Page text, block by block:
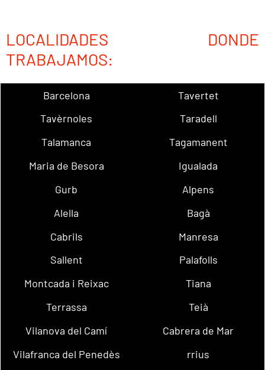
LOCALIDADES DONDE
TRABAJAMOS:
Barcelona
Tavertet
Tavèrnoles
Taradell
Talamanca
Tagamanent
Maria de Besora
Igualada
Gurb
Alpens
Alella
Bagà
Cabrils
Manresa
Sallent
Palafolls
Montcada i Reixac
Tiana
Terrassa
Teià
Vilanova del Camí
Cabrera de Mar
Vilafranca del Penedès
rrius